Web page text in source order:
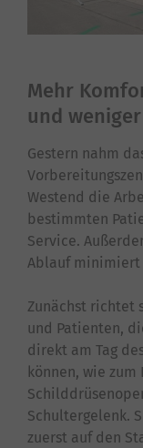
Mehr
und
Gestern nahm
Westend die
bestimmten
Service.
Ablauf minimiert
Zunächst richtet
und Patienten,
direkt am Tag
können, wie
Schultergelenk.
zuerst auf den